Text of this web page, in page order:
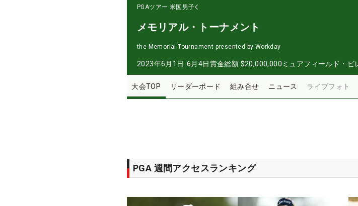
PGAツアー 米国男子
メモリアル・トーナメント
the Memorial Tournament presented by Workday
2023年6月1日-6月4日賞金総額 $20,000,000 ミュアフィールド・ビ
大会TOP リーダーボード 組み合せ ニュース ライブフォト
PGA 週間アクセスランキング